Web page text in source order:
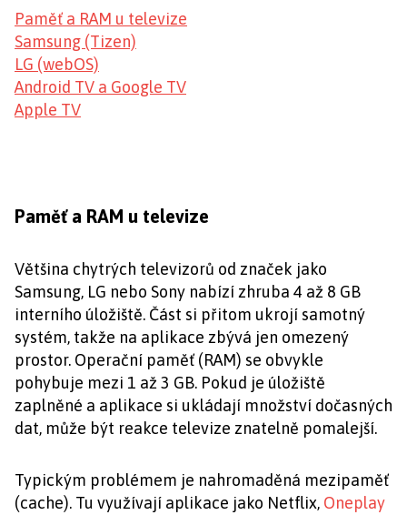
Paměť a RAM u televize
Samsung (Tizen)
LG (webOS)
Android TV a Google TV
Apple TV
Paměť a RAM u televize
Většina chytrých televizorů od značek jako
Samsung, LG nebo Sony nabízí zhruba 4 až 8 GB
interního úložiště. Část si přitom ukrojí samotný
systém, takže na aplikace zbývá jen omezený
prostor. Operační paměť (RAM) se obvykle
pohybuje mezi 1 až 3 GB. Pokud je úložiště
zaplněné a aplikace si ukládají množství dočasných
dat, může být reakce televize znatelně pomalejší.
Typickým problémem je nahromaděná mezipaměť
(cache). Tu využívají aplikace jako Netflix, Oneplay